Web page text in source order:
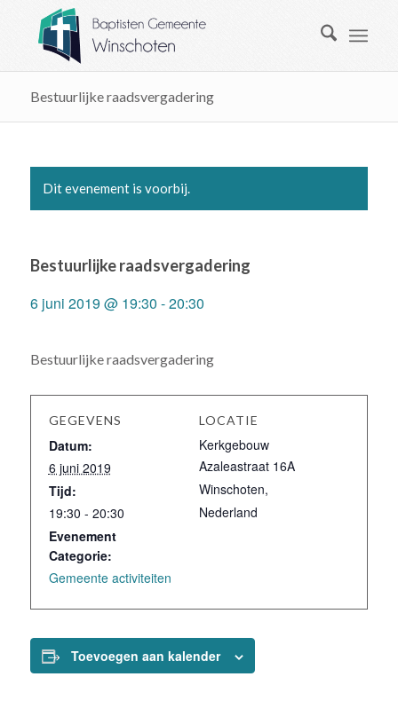
Bestuurlijke raadsvergadering
Dit evenement is voorbij.
Bestuurlijke raadsvergadering
6 juni 2019 @ 19:30 -20:30
Bestuurlijke raadsvergadering
GEGEVENS
Datum:
6 juni 2019
Tijd:
19:30 - 20:30
Evenement
Categorie:
Gemeente activiteiten
LOCATIE
Kerkgebouw
Azaleastraat 16A
Winschoten,
Nederland
Toevoegen aan kalender